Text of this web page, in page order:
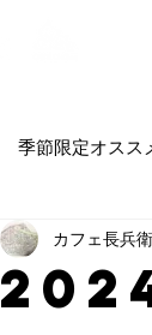
季節限定オスス
2024
カフェ長兵衛